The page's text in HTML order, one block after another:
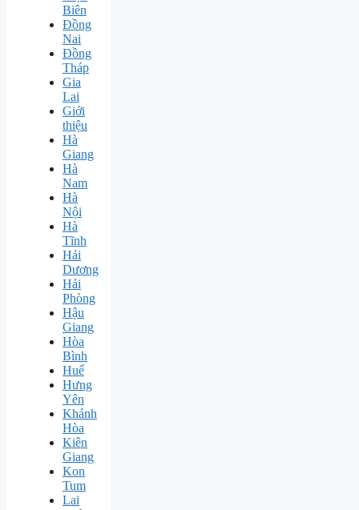
Biên
Đồng
Nai
Đồng
Tháp
Gia
Lai
Giới
thiệu
Hà
Giang
Hà
Nam
Hà
Nội
Hà
Tĩnh
Hải
Dương
Hải
Phòng
Hậu
Giang
Hòa
Bình
Huế
Hưng
Yên
Khánh
Hòa
Kiên
Giang
Kon
Tum
Lai